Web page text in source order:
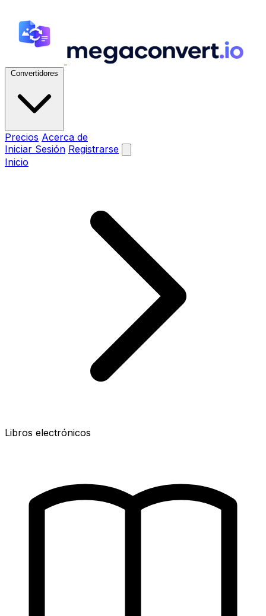
Convertidores
Precios Acerca de
Iniciar Sesión Registrarse
Inicio
Libros electrónicos